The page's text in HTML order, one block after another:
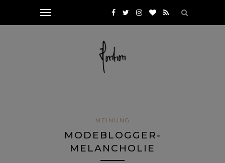
MEINUNG
MODEBLOGGER-
MELANCHOLIE